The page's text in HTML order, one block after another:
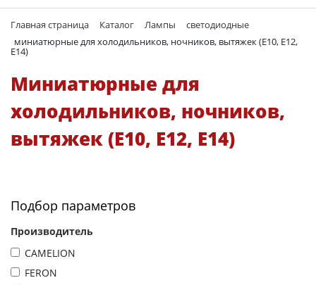
Главная страница Каталог Лампы
светодиодные
миниатюрные для холодильников, ночников, вытяжек (Е10, E12,
E14)
миниатюрные для
холодильников, ночников,
вытяжек (Е10, E12, E14)
Подбор параметров
Производитель
CAMELION
FERON